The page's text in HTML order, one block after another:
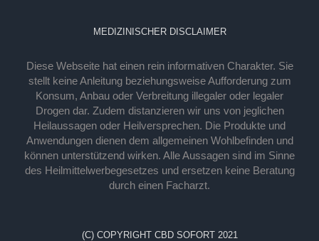
MEDIZINISCHER DISCLAIMER
Diese Webseite hat einen rein informativen Charakter. Sie
stellt keine Anleitung beziehungsweise Aufforderung zum
Konsum, Anbau oder Verbreitung illegaler oder legaler
Drogen dar. Zudem distanzieren wir uns von jeglichen
Heilaussagen oder Heilversprechen. Die Produkte und
Anwendungen dienen dem allgemeinen Wohlbefinden und
können unterstützend wirken. Alle Aussagen sind im Sinne
des Heilmittelwerbegesetzes und ersetzen keine Beratung
durch einen Facharzt.
(C) COPYRIGHT CBD SOFORT 2021